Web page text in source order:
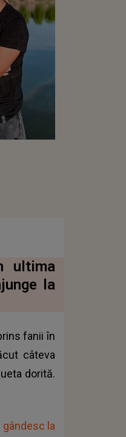
ultima
la
fanii în
câteva
dorită.
gândesc la